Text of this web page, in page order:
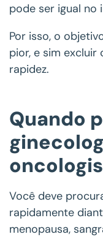
pode ser igual no
Por isso, o
pior, e sim
rapidez.
Quando
Você deve
rapidamente
menopausa,